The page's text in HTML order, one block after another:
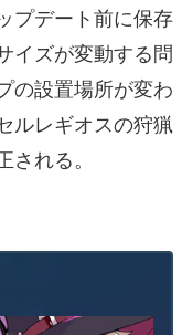
プデート前に保存
イズが変動する問
の設置場所が変わ
ルレギオスの狩猟
れる。